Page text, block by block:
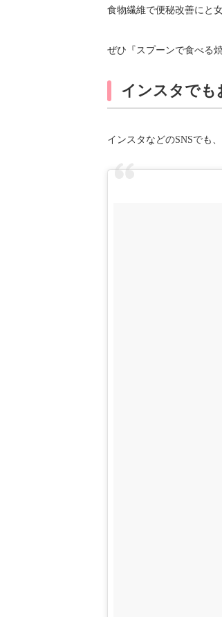
食物繊維で便秘改善にと
ぜひ『スプーンで食べる
インスタでも
インスタなどのSNSでも